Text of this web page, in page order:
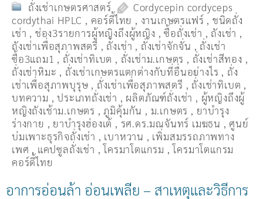
ถั่งเช่าเกษตรศาสตร์
Cordycepin cordyceps
cordythai HPLC , คอร์ดี้ไทย , งานเกษตรแฟร์ , ชนิดถั่ง
เช่า , ช่อง3รายการผู้หญิงถึงผู้หญิง ,ซื้อถั่งเช่า , ถังเช่า ,
ถังเช่าเพื่อสุภาพสตรี , ถั่งเช่า , ถั่งเช่าจักจั่น , ถั่งเช่า
ซื้อ3แถม1 , ถั่งเช่าทิเบต , ถั่งเช่าม.เกษตร , ถั่งเช่าสีทอง ,
ถั่งเช่าหิมะ , ถั่งเช่าเกษตรแตกต่างกับที่อื่นอย่างไร , ถั่ง
เช่าเพื่อสุภาพบุรุษ , ถั่งเช่าเพื่อสุภาพสตรี , ถั่่งเช่าทิเบต ,
บทความ ,ประเภทถั่งเช่า , ผลิตภัณฑ์ถั่งเช่า , ผู้หญิงถึงผู้
หญิงถังเช้าม.เกษตร ,ภูมิคุ้มกัน , ม.เกษตร , ยาบำรุง
ร่างกาย , ยาบำรุงฮ่องเต้ , รศ.ดร.มณจันทร์ เมฆธน , ศูนย์
บ่มเพาะธุรกิจถั่งเช่า , เบาหวาน , เพิ่มสมรรถภาพทาง
เพศ , แคปซูลถั่งเช่า ,โครมาโตแกรม ,โครมาโตแกรม
คอร์ดี้ไทย
อาการอ่อนล้า อ่อนเพลีย – สาเหตุและวิธีการ